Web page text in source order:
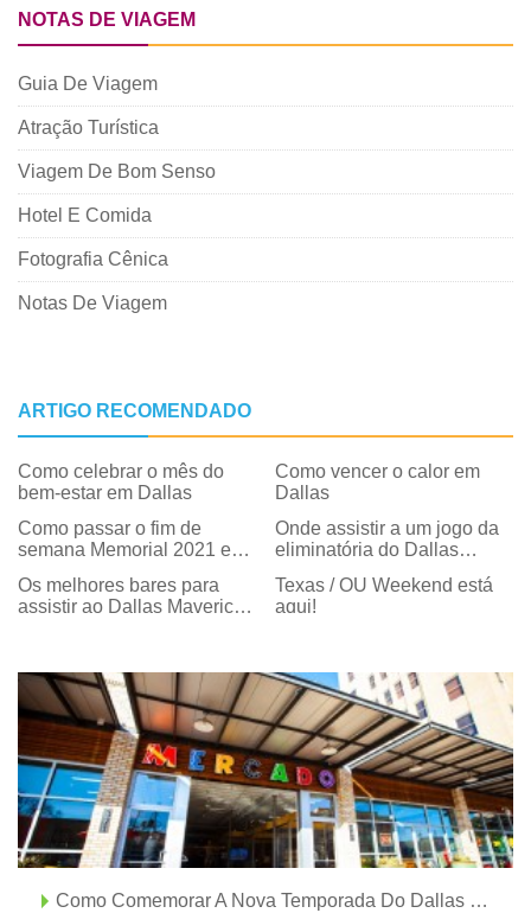
NOTAS DE VIAGEM
Guia De Viagem
Atração Turística
Viagem De Bom Senso
Hotel E Comida
Fotografia Cênica
Notas De Viagem
ARTIGO RECOMENDADO
Como celebrar o mês do
bem-estar em Dallas
Como vencer o calor em
Dallas
Como passar o fim de
semana Memorial 2021 em
Onde assistir a um jogo da
eliminatória do Dallas
Os melhores bares para
assistir ao Dallas Mavericks
Texas / OU Weekend está
aqui!
Como Comemorar A Nova Temporada Do Dallas Cowboys